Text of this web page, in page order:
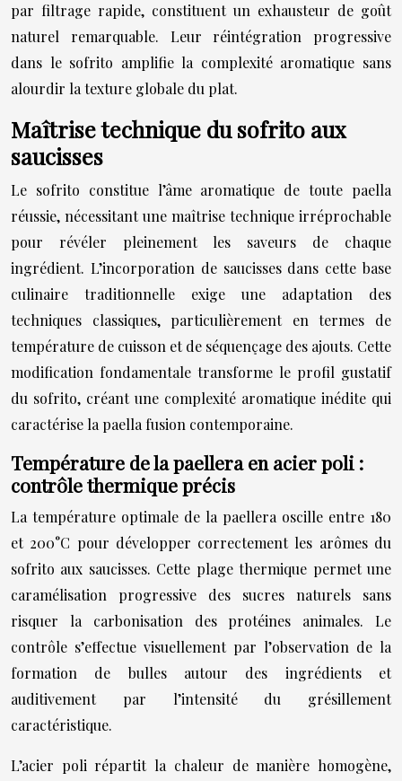
par filtrage rapide, constituent un exhausteur de goût
naturel remarquable. Leur réintégration progressive
dans le sofrito amplifie la complexité aromatique sans
alourdir la texture globale du plat.
Maîtrise technique du sofrito aux
saucisses
Le sofrito constitue l’âme aromatique de toute paella
réussie, nécessitant une maîtrise technique irréprochable
pour révéler pleinement les saveurs de chaque
ingrédient. L’incorporation de saucisses dans cette base
culinaire traditionnelle exige une adaptation des
techniques classiques, particulièrement en termes de
température de cuisson et de séquençage des ajouts. Cette
modification fondamentale transforme le profil gustatif
du sofrito, créant une complexité aromatique inédite qui
caractérise la paella fusion contemporaine.
Température de la paellera en acier poli :
contrôle thermique précis
La température optimale de la paellera oscille entre 180
et 200°C pour développer correctement les arômes du
sofrito aux saucisses. Cette plage thermique permet une
caramélisation progressive des sucres naturels sans
risquer la carbonisation des protéines animales. Le
contrôle s’effectue visuellement par l’observation de la
formation de bulles autour des ingrédients et
auditivement par l’intensité du grésillement
caractéristique.
L’acier poli répartit la chaleur de manière homogène,